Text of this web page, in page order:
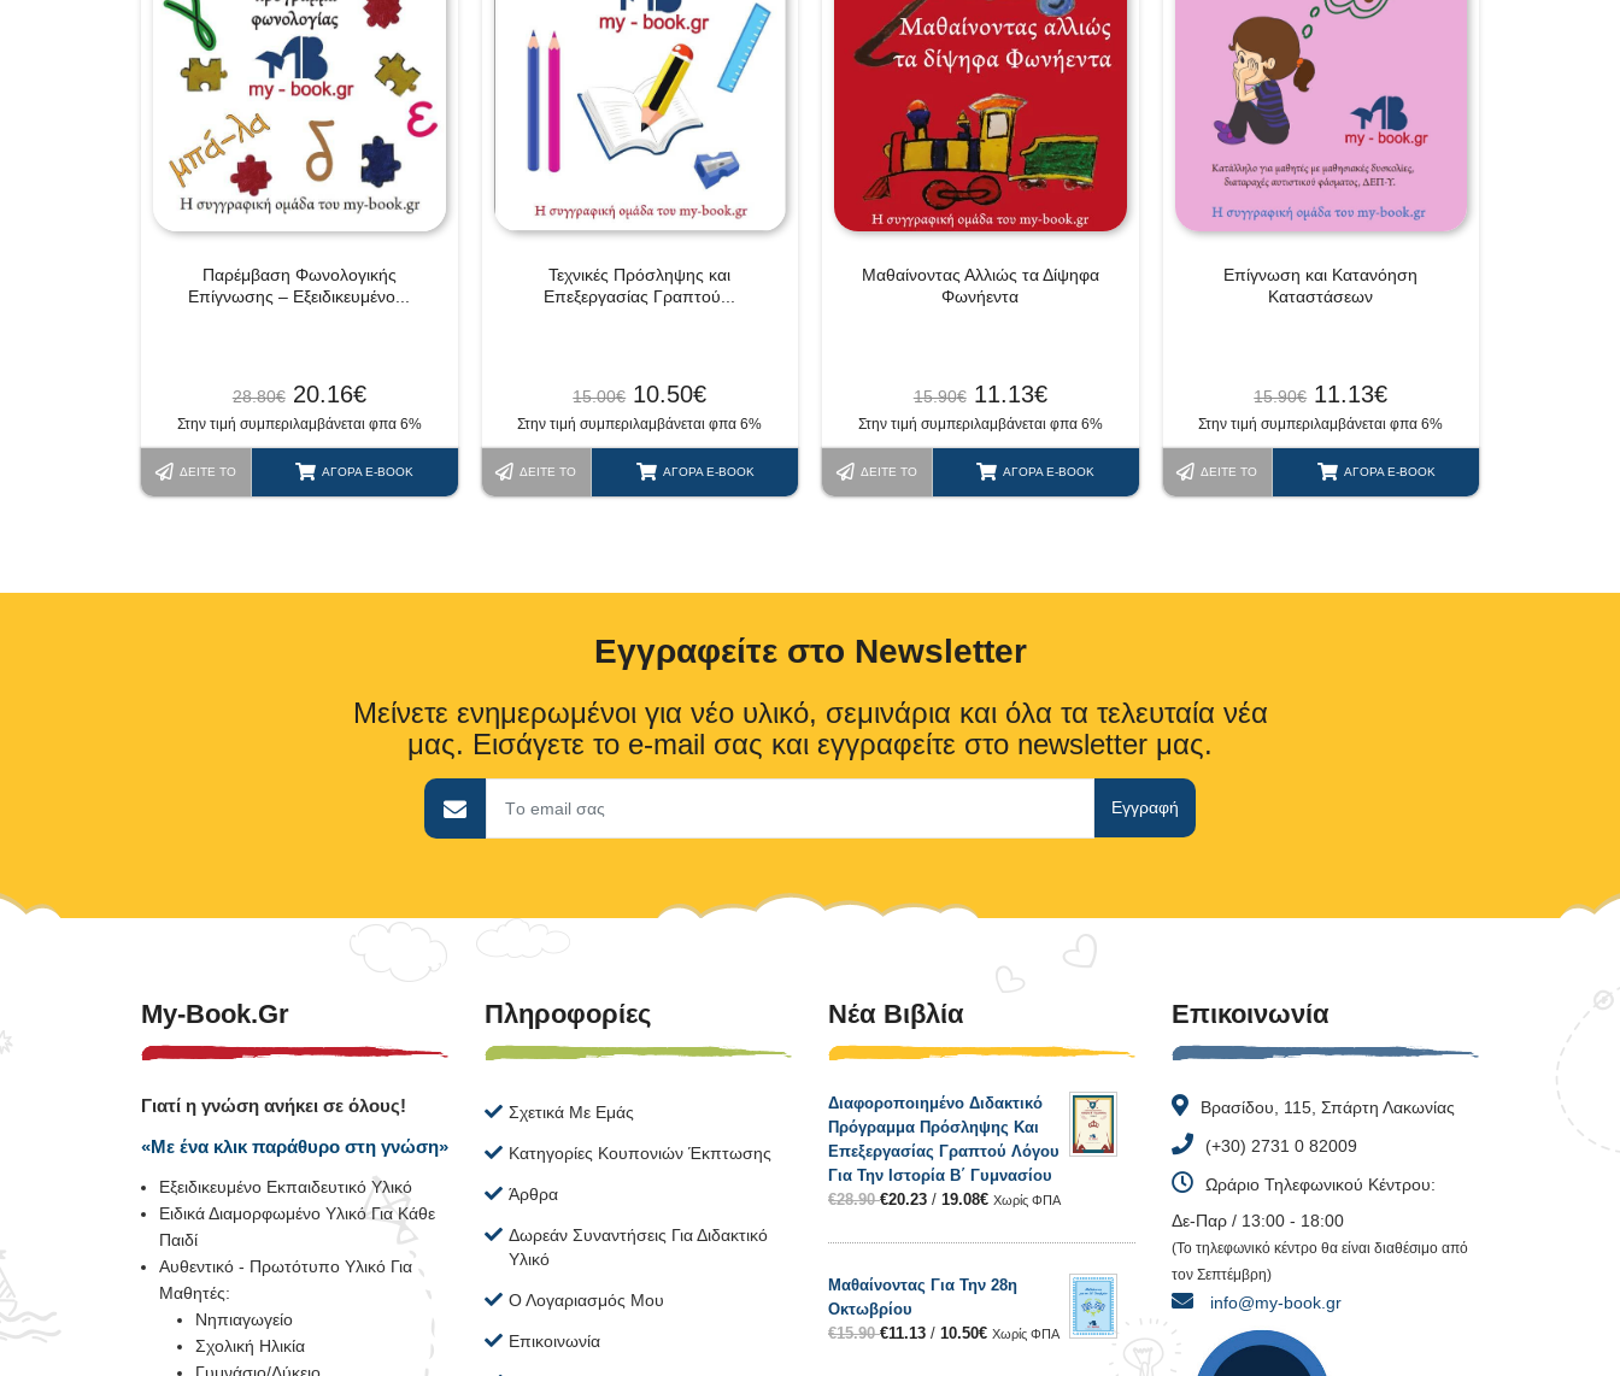
Παρέμβαση Φωνολογικής
Επίγνωσης – Εξειδικευμένο...
28.80€ 20.16€
Στην τιμή συμπεριλαμβάνεται φπα 6%
ΔΕΊΤΕ ΤΟ ΑΓΟΡΆ E-BOOK
Τεχνικές Πρόσληψης και
Επεξεργασίας Γραπτού...
15.00€ 10.50€
Στην τιμή συμπεριλαμβάνεται φπα 6%
ΔΕΊΤΕ ΤΟ ΑΓΟΡΆ E-BOOK
Μαθαίνοντας Αλλιώς τα Δίψηφα
Φωνήεντα
15.90€ 11.13€
Στην τιμή συμπεριλαμβάνεται φπα 6%
ΔΕΊΤΕ ΤΟ ΑΓΟΡΆ E-BOOK
Επίγνωση και Κατανόηση
Καταστάσεων
15.90€ 11.13€
Στην τιμή συμπεριλαμβάνεται φπα 6%
ΔΕΊΤΕ ΤΟ ΑΓΟΡΆ E-BOOK
Eγγραφείτε στο Newsletter
Μείνετε ενημερωμένοι για νέο υλικό, σεμινάρια και όλα τα τελευταία νέα
μας. Εισάγετε το e-mail σας και εγγραφείτε στο newsletter μας.
My-Book.gr
Γιατί η γνώση ανήκει σε όλους!
«Με ένα κλικ παράθυρο στη γνώση»
Εξειδικευμένο Εκπαιδευτικό Υλικό
Ειδικά Διαμορφωμένο Υλικό Για Κάθε
Παιδί
Αυθεντικό - Πρωτότυπο Υλικό Για
Μαθητές:
Νηπιαγωγείο
Σχολική Ηλικία
Πληροφορίες
Σχετικά Με Εμάς
Κατηγορίες Κουπονιών Έκπτωσης
Άρθρα
Δωρεάν Συναντήσεις Για Διδακτικό
Υλικό
Ο Λογαριασμός Μου
Επικοινωνία
Νέα Βιβλία
Διαφοροποιημένο Διδακτικό
Πρόγραμμα Πρόσληψης Και
Επεξεργασίας Γραπτού Λόγου
Για Την Ιστορία Β΄ Γυμνασίου
€28.90€20.23 / 19.08€ Χωρίς ΦΠΑ
Μαθαίνοντας Για Την 28η
Οκτωβρίου
€15.90€11.13 / 10.50€ Χωρίς ΦΠΑ
Επικοινωνία
Βρασίδου, 115, Σπάρτη Λακωνίας
(+30) 2731 0 82009
Ωράριο Τηλεφωνικού Κέντρου:
Δε-Παρ / 13:00 - 18:00
(Το τηλεφωνικό κέντρο θα είναι διαθέσιμο από
τον Σεπτέμβρη)
info@my-book.gr